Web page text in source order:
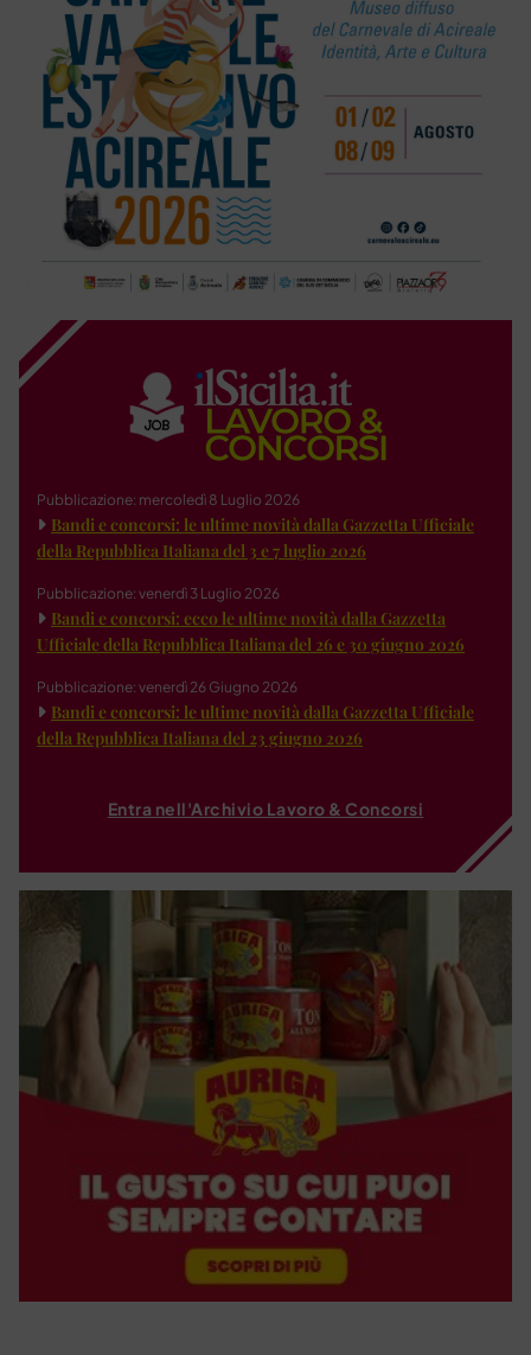
Pubblicazione: mercoledì 8 Luglio 2026
Bandi e concorsi: le ultime novità dalla Gazzetta Ufficiale
della Repubblica Italiana del 3 e 7 luglio 2026
Pubblicazione: venerdì 3 Luglio 2026
Bandi e concorsi: ecco le ultime novità dalla Gazzetta
Ufficiale della Repubblica Italiana del 26 e 30 giugno 2026
Pubblicazione: venerdì 26 Giugno 2026
Bandi e concorsi: le ultime novità dalla Gazzetta Ufficiale
della Repubblica Italiana del 23 giugno 2026
Entra nell'Archivio Lavoro & Concorsi